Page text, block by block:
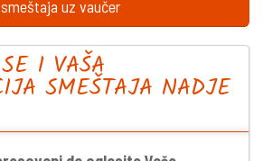
smeštaja uz vaučer
I VAŠA
SMEŠTAJA NADJE